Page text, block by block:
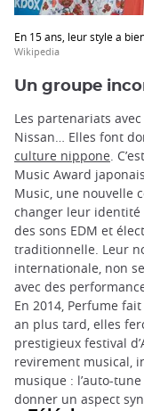
En 15 ans, leur style a
Wikipedia
Un groupe
Les partenariats
Nissan… Elles font
culture nippone.
Music Award
Music, une nouvelle
changer leur identité
des sons EDM et
traditionnelle. Leur
internationale, non
avec des
En 2014, Perfume
an plus tard, elles
prestigieux festival
revirement musical,
musique : l’auto-
donner un aspect